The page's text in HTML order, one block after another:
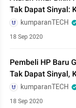
Tak Dapat Sinyal:
kumparanTECH
18 Sep 2020
Pembeli HP Baru
Tak Dapat Sinyal,
kumparanTECH
18 Sep 2020